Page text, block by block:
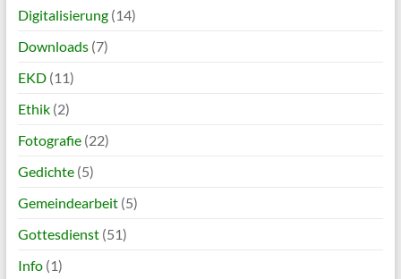
Digitalisierung(14)
Downloads(7)
EKD(11)
Ethik(2)
Fotografie(22)
Gedichte(5)
Gemeindearbeit(5)
Gottesdienst(51)
Info(1)